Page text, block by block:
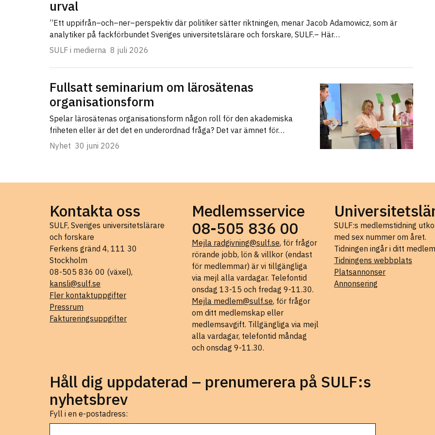
urval
”Ett uppifrån–och–ner–perspektiv där politiker sätter riktningen, menar Jacob Adamowicz, som är
analytiker på fackförbundet Sveriges universitetslärare och forskare, SULF.– Här…
SULF i medierna 8 juli 2026
Fullsatt seminarium om lärosätenas
organisationsform
Spelar lärosätenas organisationsform någon roll för den akademiska
friheten eller är det det en underordnad fråga? Det var ämnet för…
Nyhet 30 juni 2026
Kontakta oss
SULF, Sveriges universitetslärare
och forskare
Ferkens gränd 4, 111 30
Stockholm
08-505 836 00 (växel),
kansli@sulf.se
Fler kontaktuppgifter
Pressrum
Faktureringsuppgifter
Medlemsservice
08-505 836 00
Mejla radgivning@sulf.se, för frågor
rörande jobb, lön & villkor (endast
för medlemmar) är vi tillgängliga
via mejl alla vardagar. Telefontid
onsdag 13-15 och fredag 9-11.30.
Mejla medlem@sulf.se, för frågor
om ditt medlemskap eller
medlemsavgift. Tillgängliga via mejl
alla vardagar, telefontid måndag
och onsdag 9-11.30.
SULF:s medlemstidning
med sex nummer om året.
Tidningen ingår i ditt
Tidningens webbplats
Platsannonser
Annonsering
Håll dig uppdaterad – prenumerera på SULF:s
nyhetsbrev
Fyll i en e-postadress: